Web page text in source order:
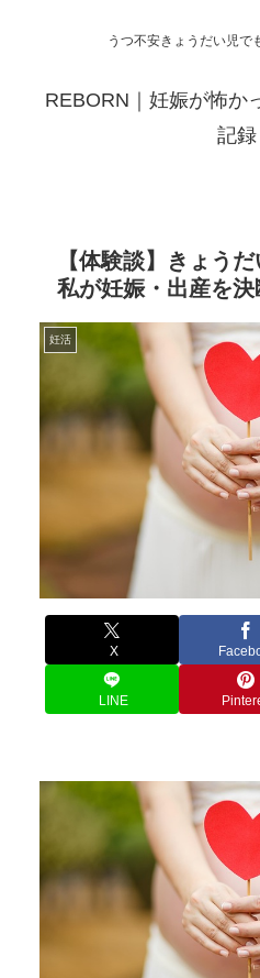
うつ不安きょうだい児で
REBORN｜妊娠が怖か
記録
【体験談】きょう
私が妊娠・出産を
妊活
X
LINE